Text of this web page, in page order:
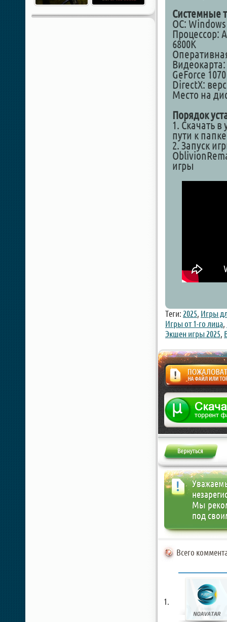
Системные
ОС: Windows
Процессор:
6800K
GeForce
DirectX:
Место на
Порядок
1. Скачать
пути к
2. Запуск
игры
Теги: 2025, Игры
Игры от 1-го лица,
Экшен игры 2025,
Жалоба
Мы
под
Всего